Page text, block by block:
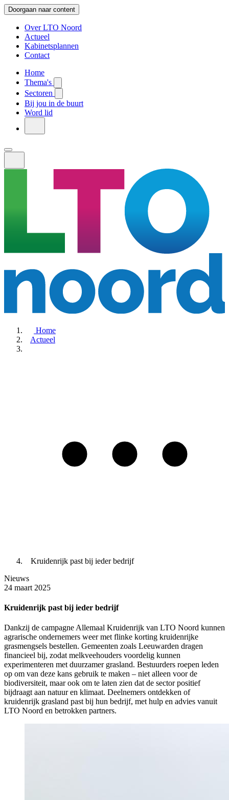
Doorgaan naar content
Over LTO Noord
Actueel
Kabinetsplannen
Contact
Home
Thema's
Sectoren
Bij jou in de buurt
Word lid
Home
Actueel
Kruidenrijk past bij ieder bedrijf
Nieuws
24 maart 2025
Kruidenrijk past bij ieder bedrijf
Dankzij de campagne Allemaal Kruidenrijk van LTO Noord kunnen
agrarische ondernemers weer met flinke korting kruidenrijke
grasmengsels bestellen. Gemeenten zoals Leeuwarden dragen
financieel bij, zodat melkveehouders voordelig kunnen
experimenteren met duurzamer grasland. Bestuurders roepen leden
op om van deze kans gebruik te maken – niet alleen voor de
biodiversiteit, maar ook om te laten zien dat de sector positief
bijdraagt aan natuur en klimaat. Deelnemers ontdekken of
kruidenrijk grasland past bij hun bedrijf, met hulp en advies vanuit
LTO Noord en betrokken partners.